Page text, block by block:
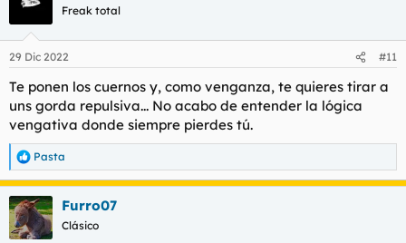
Freak total
29 Dic 2022 #11
Te ponen los cuernos y, como venganza, te quieres tirar a
uns gorda repulsiva... No acabo de entender la lógica
vengativa donde siempre pierdes tú.
R
e
a
c
c
i
Pasta
Furro07
Clásico